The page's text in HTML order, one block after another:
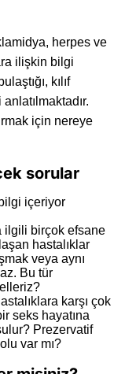
herpes ve
ilişkin bilgi
kılıf
için nereye
sorular
içeriyor
ilgili birçok efsane
hastalıklar
veya aynı
Bu tür
karşı çok
seks hayatına
Prezervatif
var mı?